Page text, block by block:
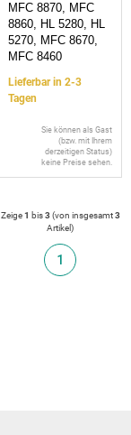
MFC 8870, MFC
8860, HL 5280, HL
5270, MFC 8670,
MFC 8460
Lieferbar in 2-3
Tagen
Sie können als Gast
(bzw. mit Ihrem
derzeitigen Status)
keine Preise sehen.
Zeige1 bis3(von insgesamt3
Artikel)
1